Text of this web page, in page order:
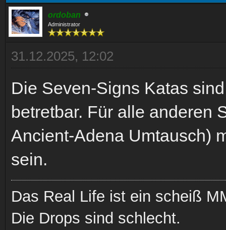
ordoban
Administrator
31.12.2025, 12:02
Die Seven-Signs Katas
betretbar. Für alle anderen
Ancient-Adena Umtausch)
sein.
Das Real Life ist ein scheiß
Die Drops sind schlecht.